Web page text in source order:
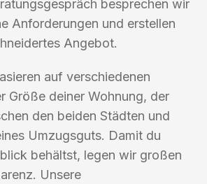
besprechen wir
Anforderungen und erstellen
Angebot.
auf verschiedenen
Größe deiner Wohnung, der
den beiden Städten und
Umzugsguts. Damit du
behältst, legen wir großen
Unsere